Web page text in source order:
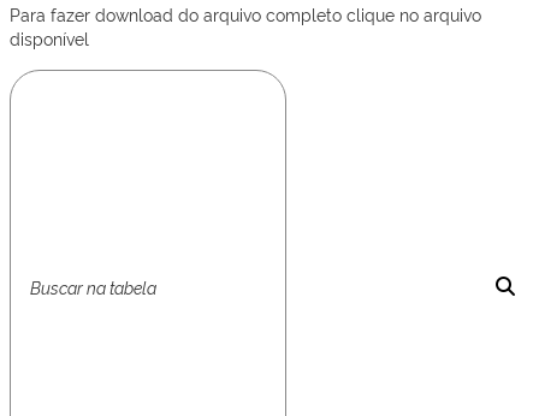
Para fazer download do arquivo completo clique no arquivo
disponível